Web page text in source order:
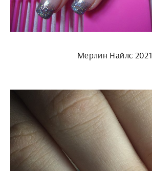
Мерлин Найлс 2021